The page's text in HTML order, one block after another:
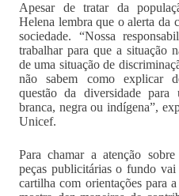
Apesar de tratar da
Helena lembra que o alerta da
sociedade. “Nossa
trabalhar para que a situação
de uma situação de
não sabem como explicar
questão da diversidade para
branca, negra ou indígena”,
Unicef.
Para chamar a atenção
peças publicitárias o fundo
cartilha com orientações para